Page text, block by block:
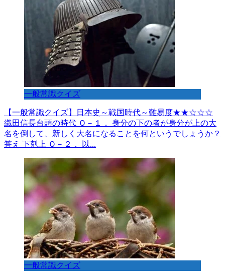
一般常識クイズ
【一般常識クイズ】日本史～戦国時代～難易度★★☆☆☆
織田信長台頭の時代 Ｑ－１． 身分の下の者が身分が上の大
名を倒して、新しく大名になることを何というでしょうか？
答え 下剋上 Ｑ－２． 以...
一般常識クイズ